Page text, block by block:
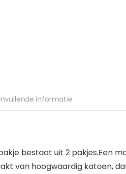
informatie
bestaat uit 2 pakjes.Een
van hoogwaardig katoen,